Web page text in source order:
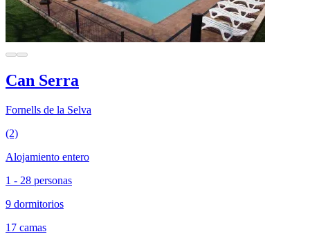
Can Serra
Fornells de la Selva
(2)
Alojamiento entero
1 - 28 personas
9 dormitorios
17 camas